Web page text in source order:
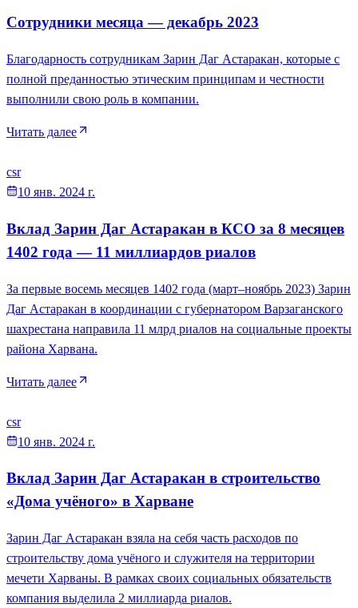
Сотрудники месяца — декабрь 2023
Благодарность сотрудникам Зарин Даг Астаракан, которые с
полной преданностью этическим принципам и честности
выполнили свою роль в компании.
Читать далее
csr
10 янв. 2024 г.
Вклад Зарин Даг Астаракан в КСО за 8 месяцев
1402 года — 11 миллиардов риалов
За первые восемь месяцев 1402 года (март–ноябрь 2023) Зарин
Даг Астаракан в координации с губернатором Варзаганского
шахрестана направила 11 млрд риалов на социальные проекты
района Харвана.
Читать далее
csr
10 янв. 2024 г.
Вклад Зарин Даг Астаракан в строительство
«Дома учёного» в Харване
Зарин Даг Астаракан взяла на себя часть расходов по
строительству дома учёного и служителя на территории
мечети Харваны. В рамках своих социальных обязательств
компания выделила 2 миллиарда риалов.